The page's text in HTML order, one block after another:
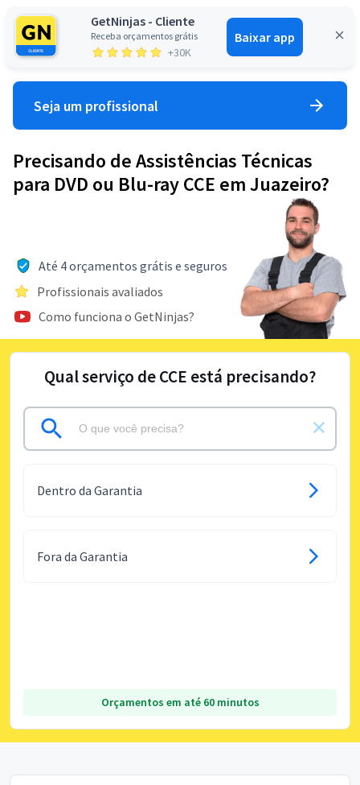
GetNinjas - Cliente
Receba orçamentos grátis
+30K
Baixar app
Entrar
Seja um profissional
Precisando de Assistências Técnicas
para DVD ou Blu-ray CCE em Juazeiro?
Até 4 orçamentos grátis e seguros
Profissionais avaliados
Como funciona o GetNinjas?
Qual serviço de CCE está precisando?
Dentro da Garantia
Fora da Garantia
Orçamentos em até 60 minutos